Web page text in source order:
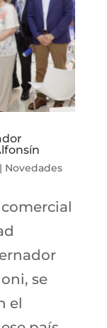
Novedades
se
el